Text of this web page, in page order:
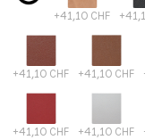
+41,10 CHF
+41,10 CHF +41,10 CHF
+41,10 CHF +41,10 CHF